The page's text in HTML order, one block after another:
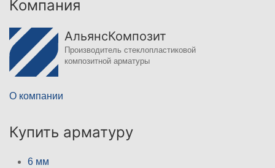
Компания
АльянсКомпозит
Производитель стеклопластиковой
композитной арматуры
О компании
Купить арматуру
6 мм